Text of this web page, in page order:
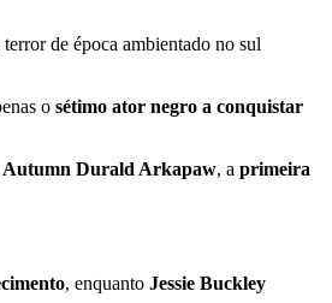
de época ambientado no sul
o sétimo ator negro a conquistar
Autumn Durald Arkapaw, a primeira
, enquanto Jessie Buckley